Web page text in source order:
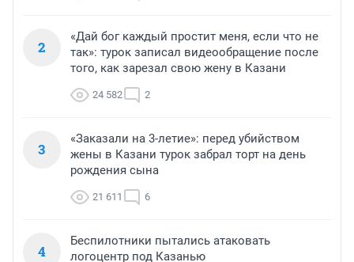
2
«Дай бог каждый простит меня, если что не
так»: турок записал видеообращение после
того, как зарезал свою жену в Казани
24 582 2
3
«Заказали на 3-летие»: перед убийством
жены в Казани турок забрал торт на день
рождения сына
21 611 6
4
Беспилотники пытались атаковать
логоцентр под Казанью